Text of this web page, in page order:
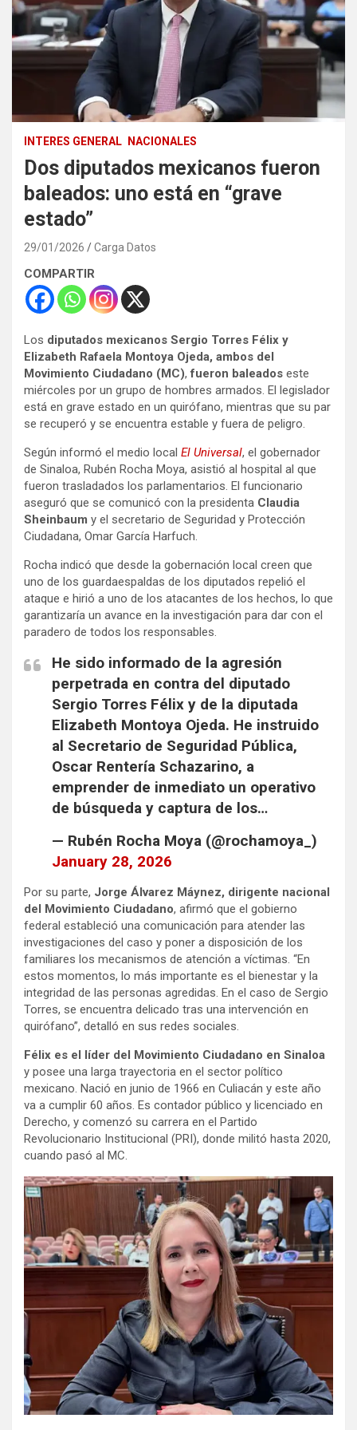
INTERES GENERAL NACIONALES
Dos diputados mexicanos fueron
baleados: uno está en “grave
estado”
29/01/2026 Carga Datos
COMPARTIR
Los diputados mexicanos Sergio Torres Félix y
Elizabeth Rafaela Montoya Ojeda, ambos del
Movimiento Ciudadano (MC),fueron baleados este
miércoles por un grupo de hombres armados. El legislador
está en grave estado en un quirófano, mientras que su par
se recuperó y se encuentra estable y fuera de peligro.
Según informó el medio local El Universal, el gobernador
de Sinaloa, Rubén Rocha Moya, asistió al hospital al que
fueron trasladados los parlamentarios. El funcionario
aseguró que se comunicó con la presidenta Claudia
Sheinbaum y el secretario de Seguridad y Protección
Ciudadana, Omar García Harfuch.
Rocha indicó que desde la gobernación local creen que
uno de los guardaespaldas de los diputados repelió el
ataque e hirió a uno de los atacantes de los hechos, lo que
garantizaría un avance en la investigación para dar con el
paradero de todos los responsables.
He sido informado de la agresión
perpetrada en contra del diputado
Sergio Torres Félix y de la diputada
Elizabeth Montoya Ojeda. He instruido
al Secretario de Seguridad Pública,
Oscar Rentería Schazarino, a
emprender de inmediato un operativo
de búsqueda y captura de los…
— Rubén Rocha Moya (@rochamoya_)
January 28, 2026
Por su parte, Jorge Álvarez Máynez, dirigente nacional
del Movimiento Ciudadano, afirmó que el gobierno
federal estableció una comunicación para atender las
investigaciones del caso y poner a disposición de los
familiares los mecanismos de atención a víctimas. “En
estos momentos, lo más importante es el bienestar y la
integridad de las personas agredidas. En el caso de Sergio
Torres, se encuentra delicado tras una intervención en
quirófano”, detalló en sus redes sociales.
Félix es el líder del Movimiento Ciudadano en Sinaloa
y posee una larga trayectoria en el sector político
mexicano. Nació en junio de 1966 en Culiacán y este año
va a cumplir 60 años. Es contador público y licenciado en
Derecho, y comenzó su carrera en el Partido
Revolucionario Institucional (PRI), donde militó hasta 2020,
cuando pasó al MC.